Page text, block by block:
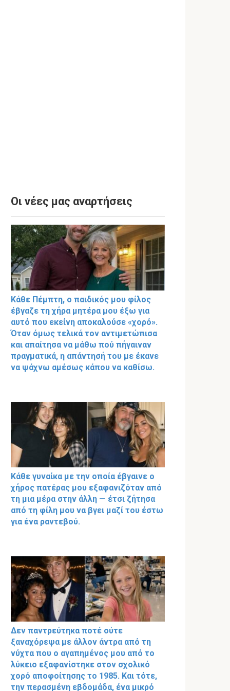
Οι νέες μας αναρτήσεις
Κάθε Πέμπτη, ο παιδικός μου φίλος
έβγαζε τη χήρα μητέρα μου έξω για
αυτό που εκείνη αποκαλούσε «χορό».
Όταν όμως τελικά τον αντιμετώπισα
και απαίτησα να μάθω πού πήγαιναν
πραγματικά, η απάντησή του με έκανε
να ψάχνω αμέσως κάπου να καθίσω.
Κάθε γυναίκα με την οποία έβγαινε ο
χήρος πατέρας μου εξαφανιζόταν από
τη μια μέρα στην άλλη — έτσι ζήτησα
από τη φίλη μου να βγει μαζί του έστω
για ένα ραντεβού.
Δεν παντρεύτηκα ποτέ ούτε
ξαναχόρεψα με άλλον άντρα από τη
νύχτα που ο αγαπημένος μου από το
λύκειο εξαφανίστηκε στον σχολικό
χορό αποφοίτησης το 1985. Και τότε,
την περασμένη εβδομάδα, ένα μικρό